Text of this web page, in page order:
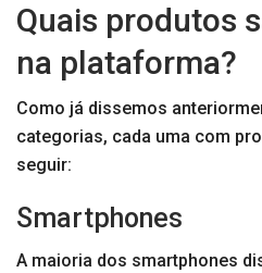
Quais produtos
na plataforma?
Como já dissemos
categorias, cada uma com
seguir:
Smartphones
A maioria dos smartphones